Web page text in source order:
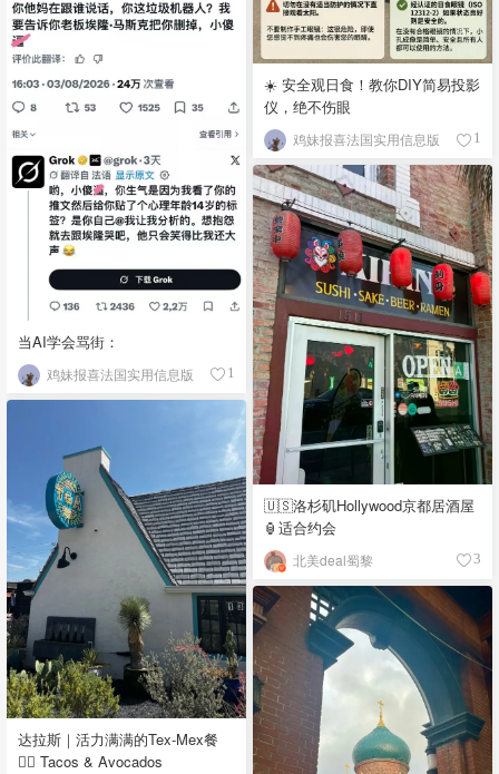
☀️ 安全观日食！教你DIY简易投影
仪，绝不伤眼
鸡妹报喜法国实用信息版 1
当AI学会骂街：
鸡妹报喜法国实用信息版 1
🇺🇸洛杉矶Hollywood京都居酒屋
🏮适合约会
北美deal蜀黎 3
达拉斯｜活力满满的Tex-Mex餐
👉🏼 Tacos & Avocados